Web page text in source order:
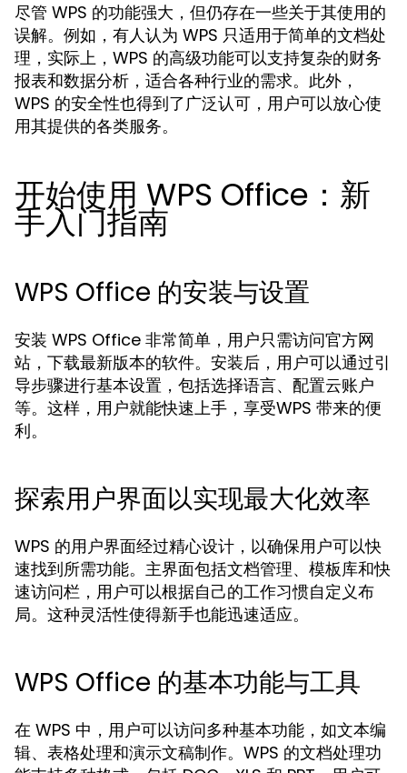
尽管 WPS 的功能强大，但仍存在一些关于其使用的
误解。例如，有人认为 WPS 只适用于简单的文档处
理，实际上，WPS 的高级功能可以支持复杂的财务
报表和数据分析，适合各种行业的需求。此外，
WPS 的安全性也得到了广泛认可，用户可以放心使
用其提供的各类服务。
开始使用 WPS Office：新
手入门指南
WPS Office 的安装与设置
安装 WPS Office 非常简单，用户只需访问官方网
站，下载最新版本的软件。安装后，用户可以通过引
导步骤进行基本设置，包括选择语言、配置云账户
等。这样，用户就能快速上手，享受WPS 带来的便
利。
探索用户界面以实现最大化效率
WPS 的用户界面经过精心设计，以确保用户可以快
速找到所需功能。主界面包括文档管理、模板库和快
速访问栏，用户可以根据自己的工作习惯自定义布
局。这种灵活性使得新手也能迅速适应。
WPS Office 的基本功能与工具
在 WPS 中，用户可以访问多种基本功能，如文本编
辑、表格处理和演示文稿制作。WPS 的文档处理功